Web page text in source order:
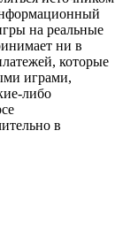
на реальные
ни в
которые
играми,
либо
в